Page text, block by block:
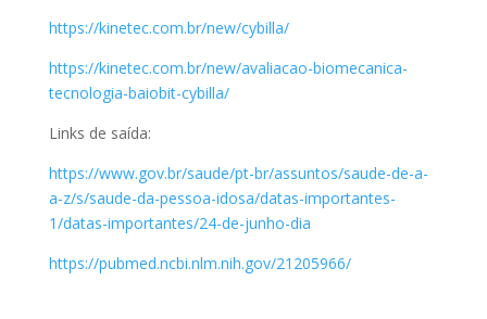
https://kinetec.com.br/new/cybilla/
https://kinetec.com.br/new/avaliacao-biomecanica-
tecnologia-baiobit-cybilla/
Links de saída:
https://www.gov.br/saude/pt-br/assuntos/saude-de-a-
a-z/s/saude-da-pessoa-idosa/datas-importantes-
1/datas-importantes/24-de-junho-dia
https://pubmed.ncbi.nlm.nih.gov/21205966/